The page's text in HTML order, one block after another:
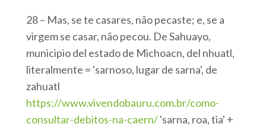
28 – Mas, se te casares, não pecaste; e, se a
virgem se casar, não pecou. De Sahuayo,
municipio del estado de Michoacn, del nhuatl,
literalmente = 'sarnoso, lugar de sarna', de
zahuatl
https://www.vivendobauru.com.br/como-
consultar-debitos-na-caern/'sarna, roa, tia' +